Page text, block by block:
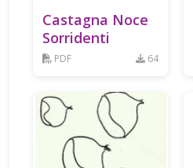
Castagna Noce
Sorridenti
PDF 64